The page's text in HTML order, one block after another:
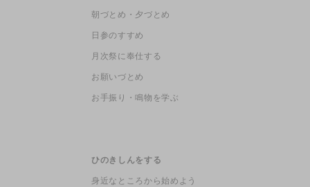
朝づとめ・夕づとめ
日参のすすめ
月次祭に奉仕する
お願いづとめ
お手振り・鳴物を学ぶ
ひのきしんをする
身近なところから始めよう